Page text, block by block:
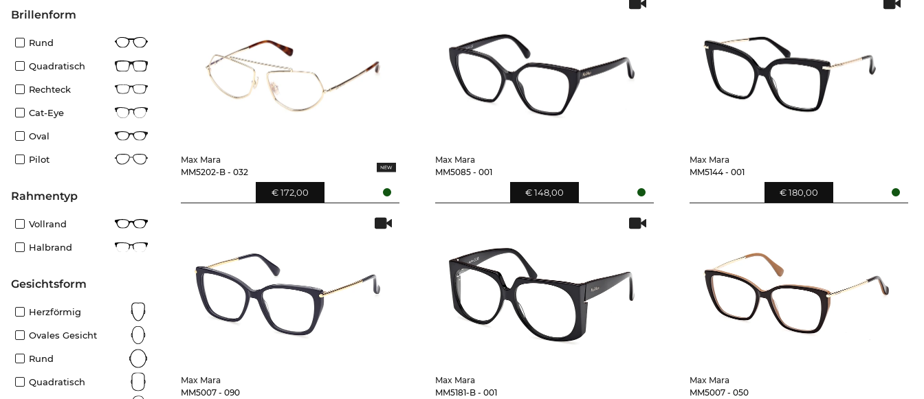
Brillenform
Rund
Quadratisch
Rechteck
Cat-Eye
Oval
Pilot
Rahmentyp
Vollrand
Halbrand
Gesichtsform
Herzförmig
Ovales Gesicht
Rund
Quadratisch
Max Mara
MM5202-B - 032
€ 172,00
Max Mara
MM5085 - 001
€ 148,00
Max Mara
MM5144 - 001
€ 180,00
Max Mara
MM5007 - 090
Max Mara
MM5181-B - 001
Max Mara
MM5007 - 050